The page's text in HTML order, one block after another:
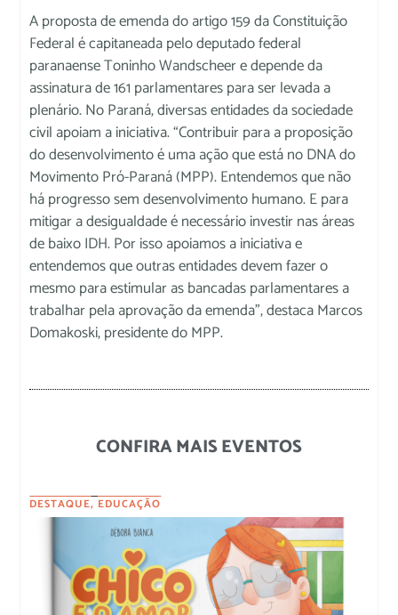
A proposta de emenda do artigo 159 da Constituição
Federal é capitaneada pelo deputado federal
paranaense Toninho Wandscheer e depende da
assinatura de 161 parlamentares para ser levada a
plenário. No Paraná, diversas entidades da sociedade
civil apoiam a iniciativa. “Contribuir para a proposição
do desenvolvimento é uma ação que está no DNA do
Movimento Pró-Paraná (MPP). Entendemos que não
há progresso sem desenvolvimento humano. E para
mitigar a desigualdade é necessário investir nas áreas
de baixo IDH. Por isso apoiamos a iniciativa e
entendemos que outras entidades devem fazer o
mesmo para estimular as bancadas parlamentares a
trabalhar pela aprovação da emenda”, destaca Marcos
Domakoski, presidente do MPP.
CONFIRA MAIS EVENTOS
DESTAQUE, EDUCAÇÃO